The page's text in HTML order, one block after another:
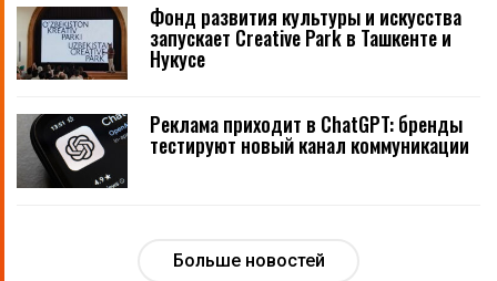
Фонд развития культуры и искусства
запускает Creative Park в Ташкенте и
Нукусе
Реклама приходит в ChatGPT: бренды
тестируют новый канал коммуникации
Больше новостей